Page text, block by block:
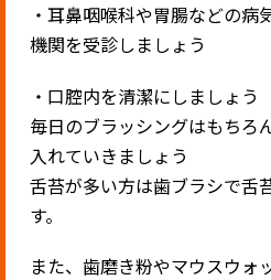
・耳鼻咽喉科や胃腸などの病
機関を受診しましょう
・口腔内を清潔にしましょう
毎日のブラッシングはもちろ
入れていきましょう
舌苔が多い方は歯ブラシで舌
す。
また、歯磨き粉やマウスウォ